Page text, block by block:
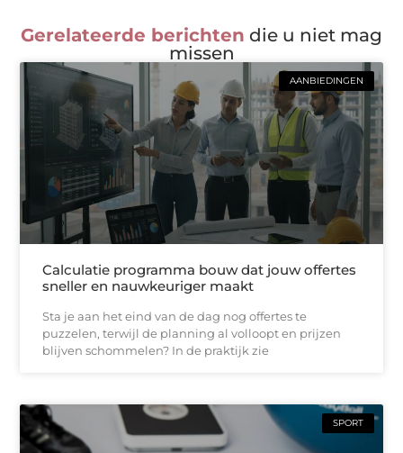
Gerelateerde berichten die u niet mag
missen
AANBIEDINGEN
Calculatie programma bouw dat jouw offertes
sneller en nauwkeuriger maakt
Sta je aan het eind van de dag nog offertes te
puzzelen, terwijl de planning al volloopt en prijzen
blijven schommelen? In de praktijk zie
SPORT